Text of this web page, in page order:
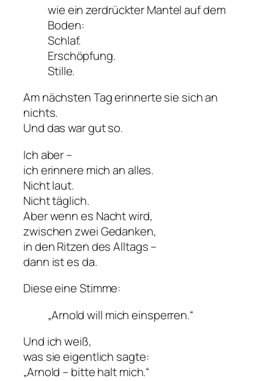
wie ein zerdrückter Mantel auf dem
Boden:
Schlaf.
Erschöpfung.
Stille.
Am nächsten Tag erinnerte sie sich an
nichts.
Und das war gut so.
Ich aber –
ich erinnere mich an alles.
Nicht laut.
Nicht täglich.
Aber wenn es Nacht wird,
zwischen zwei Gedanken,
in den Ritzen des Alltags –
dann ist es da.
Diese eine Stimme:
„Arnold will mich einsperren.“
Und ich weiß,
was sie eigentlich sagte:
„Arnold – bitte halt mich.“